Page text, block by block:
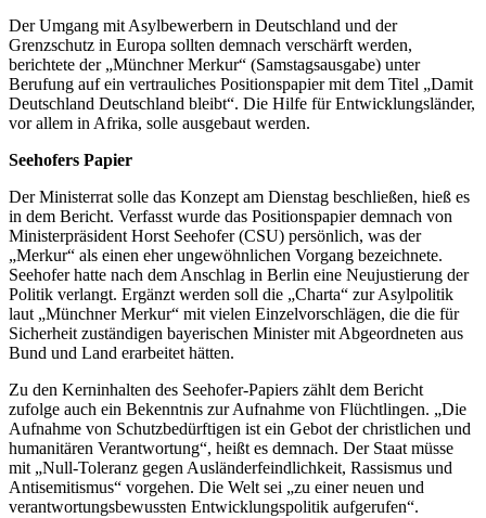
Der Umgang mit Asylbewerbern in Deutschland und der
Grenzschutz in Europa sollten demnach verschärft werden,
berichtete der „Münchner Merkur“ (Samstagsausgabe) unter
Berufung auf ein vertrauliches Positionspapier mit dem Titel „Damit
Deutschland Deutschland bleibt“. Die Hilfe für Entwicklungsländer,
vor allem in Afrika, solle ausgebaut werden.
Seehofers Papier
Der Ministerrat solle das Konzept am Dienstag beschließen, hieß es
in dem Bericht. Verfasst wurde das Positionspapier demnach von
Ministerpräsident Horst Seehofer (CSU) persönlich, was der
„Merkur“ als einen eher ungewöhnlichen Vorgang bezeichnete.
Seehofer hatte nach dem Anschlag in Berlin eine Neujustierung der
Politik verlangt. Ergänzt werden soll die „Charta“ zur Asylpolitik
laut „Münchner Merkur“ mit vielen Einzelvorschlägen, die die für
Sicherheit zuständigen bayerischen Minister mit Abgeordneten aus
Bund und Land erarbeitet hätten.
Zu den Kerninhalten des Seehofer-Papiers zählt dem Bericht
zufolge auch ein Bekenntnis zur Aufnahme von Flüchtlingen. „Die
Aufnahme von Schutzbedürftigen ist ein Gebot der christlichen und
humanitären Verantwortung“, heißt es demnach. Der Staat müsse
mit „Null-Toleranz gegen Ausländerfeindlichkeit, Rassismus und
Antisemitismus“ vorgehen. Die Welt sei „zu einer neuen und
verantwortungsbewussten Entwicklungspolitik aufgerufen“.